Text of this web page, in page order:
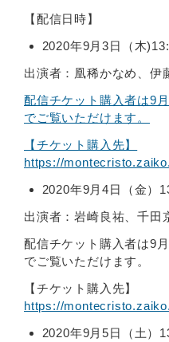
【配信日時】
2020年9月3日（木
出演者：凰稀かなめ、伊
配信チケット購入者は9
でご覧いただけます。
【チケット購入先】
https://
2020年9月4日（金）
出演者：岩崎良祐、千田
配信チケット購入者は9
でご覧いただけます。
【チケット購入先】
https://
2020年9月5日（土）